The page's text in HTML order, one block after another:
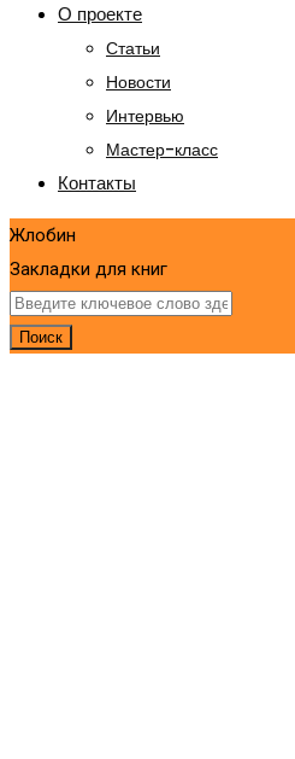
О проекте
Статьи
Новости
Интервью
Мастер-класс
Контакты
Жлобин
Закладки для книг
Поиск